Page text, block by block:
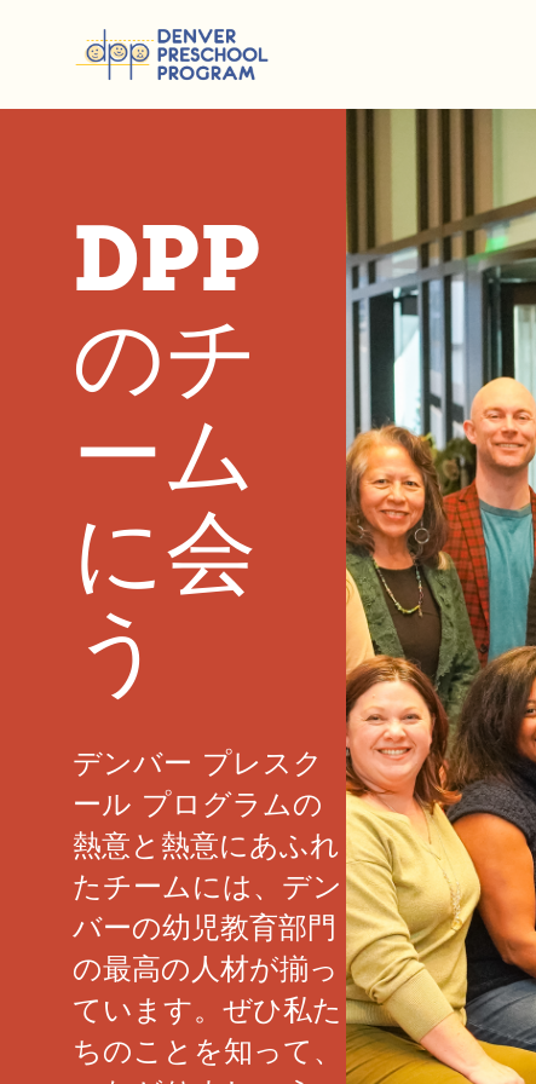
DPP
のチ
ーム
に会
う
デンバー プレスク
ール プログラムの
熱意と熱意にあふれ
たチームには、デン
バーの幼児教育部門
の最高の人材が揃っ
ています。ぜひ私た
ちのことを知って、